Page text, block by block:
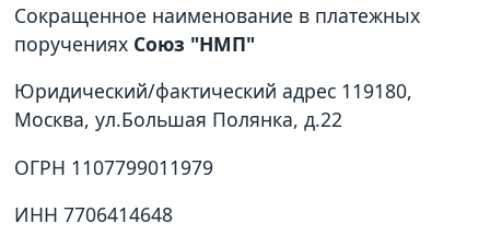
Сокращенное наименование в платежных
поручениях Союз "НМП"
Юридический/фактический адрес 119180,
Москва, ул.Большая Полянка, д.22
ОГРН 1107799011979
ИНН 7706414648